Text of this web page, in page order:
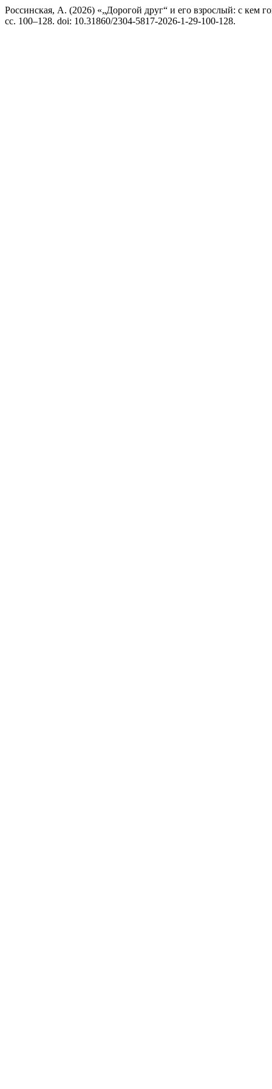
Россинская, А. (2026) «„Дорогой друг“ и его взрослый: с кем
сс. 100–128. doi: 10.31860/2304-5817-2026-1-29-100-128.